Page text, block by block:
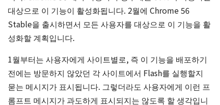
대상으로 이 기능이 활성화됩니다. 2월에 Chrome 56
Stable을 출시하면서 모든 사용자를 대상으로 이 기능을 활
성화할 계획입니다.
1월부터는 사용자에게 사이트별로, 즉 이 기능을 배포하기
전에는 방문하지 않았던 각 사이트에서 Flash를 실행할지
묻는 메시지가 표시됩니다. 그렇더라도 사용자에게 이런 프
롬프트 메시지가 과도하게 표시되지는 않도록 할 생각입니